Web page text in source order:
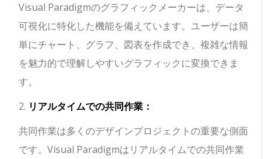
Visual Paradigmのグラフィックメーカーは、データ
可視化に特化した機能を備えています。ユーザーは簡
単にチャート、グラフ、図表を作成でき、複雑な情報
を魅力的で理解しやすいグラフィックに変換できま
す。
2. リアルタイムでの共同作業：
共同作業は多くのデザインプロジェクトの重要な側面
です。Visual Paradigmはリアルタイムでの共同作業